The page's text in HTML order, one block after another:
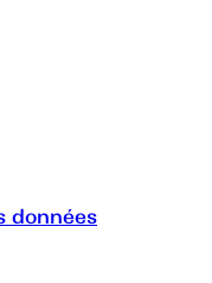
données